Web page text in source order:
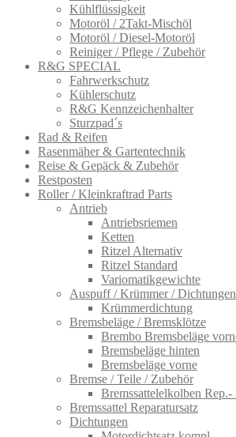
Kühlflüssigkeit
Motoröl / 2Takt-Mischöl
Motoröl / Diesel-Motoröl
Reiniger / Pflege / Zubehör
R&G SPECIAL
Fahrwerkschutz
Kühlerschutz
R&G Kennzeichenhalter
Sturzpad´s
Rad & Reifen
Rasenmäher & Gartentechnik
Reise & Gepäck & Zubehör
Restposten
Roller / Kleinkraftrad Parts
Antrieb
Antriebsriemen
Ketten
Ritzel Alternativ
Ritzel Standard
Variomatikgewichte
Auspuff / Krümmer / Dichtungen
Krümmerdichtung
Bremsbeläge / Bremsklötze
Brembo Bremsbeläge
Bremsbeläge hinten
Bremsbeläge vorne
Bremse / Teile / Zubehör
Bremssattelelkolben Rep.-
Bremssattel Reparatursatz
Dichtungen